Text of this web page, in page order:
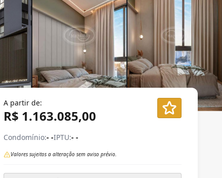
A partir de:
R$ 1.163.085,00
Condomínio:- -IPTU:- -
Valores sujeitos a alteração sem aviso prévio.